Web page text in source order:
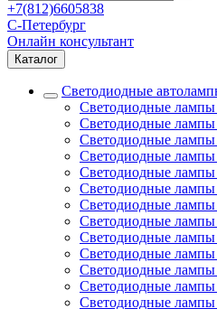
+7(812)6605838
С-Петербург
Онлайн консультант
Каталог
Светодиодные
Светодиодные лампы
Светодиодные
Светодиодные
Светодиодные
Светодиодные
Светодиодные
Светодиодные
Светодиодные лампы
Светодиодные
Светодиодные
Светодиодные
Светодиодные
Светодиодные лампы